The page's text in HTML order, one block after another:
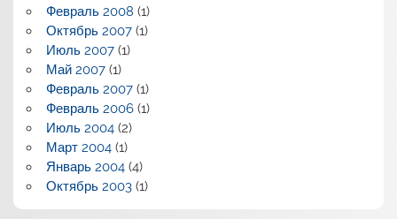
Февраль 2008 (1)
Октябрь 2007(1)
Июль 2007(1)
Май 2007(1)
Февраль 2007(1)
Февраль 2006(1)
Июль 2004(2)
Март 2004(1)
Январь 2004(4)
Октябрь 2003(1)